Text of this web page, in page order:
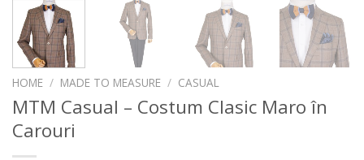
HOME / MADE TO MEASURE / CASUAL
MTM Casual – Costum Clasic Maro în
Carouri